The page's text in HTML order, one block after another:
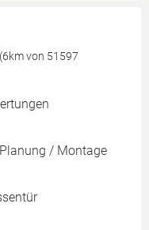
von 51597
/ Montage